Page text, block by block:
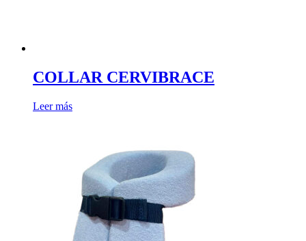
COLLAR CERVIBRACE
Leer más